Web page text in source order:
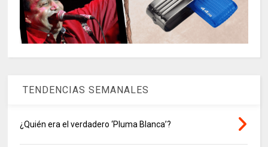
TENDENCIAS SEMANALES
¿Quién era el verdadero ‘Pluma Blanca’?